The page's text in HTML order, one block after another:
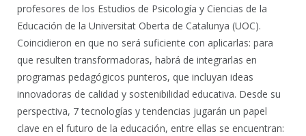
profesores de los Estudios de Psicología y Ciencias de la
Educación de la Universitat Oberta de Catalunya (UOC).
Coincidieron en que no será suficiente con aplicarlas: para
que resulten transformadoras, habrá de integrarlas en
programas pedagógicos punteros, que incluyan ideas
innovadoras de calidad y sostenibilidad educativa. Desde su
perspectiva, 7 tecnologías y tendencias jugarán un papel
clave en el futuro de la educación, entre ellas se encuentran: